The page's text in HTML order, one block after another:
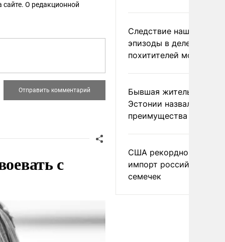
сайте. О редакционной
с
Следствие нашло
эпизоды в деле
похитителей москвичек
Бывшая жительница
Эстонии назвала
преимущества России
США рекордно
импорт российских
семечек